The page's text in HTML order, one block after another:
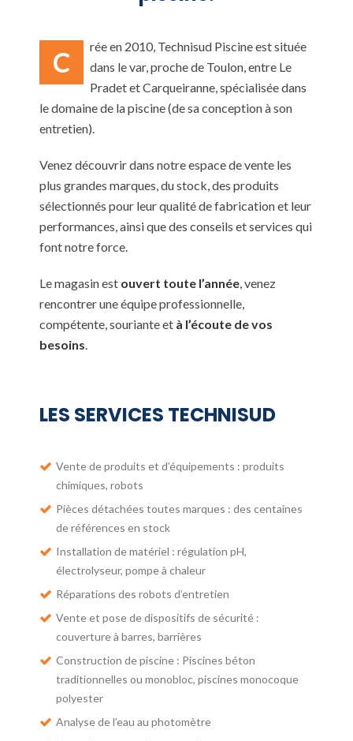
C
rée en 2010, Technisud Piscine est située
dans le var, proche de Toulon, entre Le
Pradet et Carqueiranne, spécialisée dans
le domaine de la piscine (de sa conception à son
entretien).
Venez découvrir dans notre espace de vente les
plus grandes marques, du stock, des produits
sélectionnés pour leur qualité de fabrication et leur
performances, ainsi que des conseils et services qui
font notre force.
Le magasin est ouvert toute l’année, venez
rencontrer une équipe professionnelle,
compétente, souriante et à l’écoute de vos
besoins.
LES SERVICES TECHNISUD
Vente de produits et d’équipements : produits
chimiques, robots
Pièces détachées toutes marques : des centaines
de références en stock
Installation de matériel : régulation pH,
électrolyseur, pompe à chaleur
Réparations des robots d’entretien
Vente et pose de dispositifs de sécurité :
couverture à barres, barrières
Construction de piscine : Piscines béton
traditionnelles ou monobloc, piscines monocoque
polyester
Analyse de l’eau au photomètre